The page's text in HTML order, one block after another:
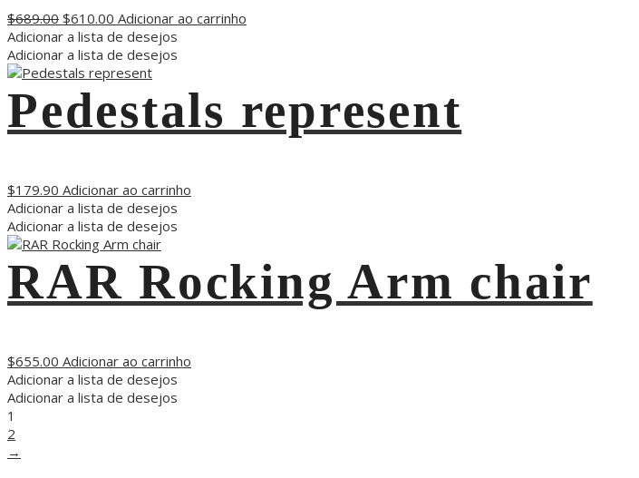
$689.00 $610.00 Adicionar ao carrinho
Adicionar a lista de desejos
Adicionar a lista de desejos
Pedestals represent
$179.90 Adicionar ao carrinho
Adicionar a lista de desejos
Adicionar a lista de desejos
RAR Rocking Arm chair
$655.00 Adicionar ao carrinho
Adicionar a lista de desejos
Adicionar a lista de desejos
1
2
→